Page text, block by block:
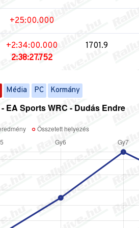
+25:00.000
+2:34:00.000
2:38:27.752
1701.9
Média PC Kormány